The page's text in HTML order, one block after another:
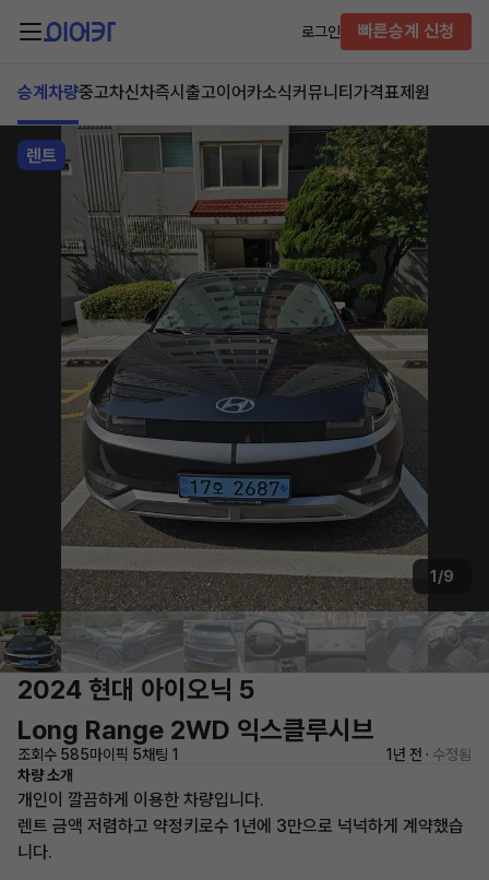
로그인 빠른승계 신청
승계차량중고차신차즉시출고이어카소식커뮤니티 가격표제원
렌트
1/9
2024 현대 아이오닉 5
Long Range 2WD 익스클루시브
조회수 585마이픽 5채팅 1 1년 전 · 수정됨
차량 소개
개인이 깔끔하게 이용한 차량입니다.
렌트 금액 저렴하고 약정키로수 1년에 3만으로 넉넉하게 계약했습
니다.